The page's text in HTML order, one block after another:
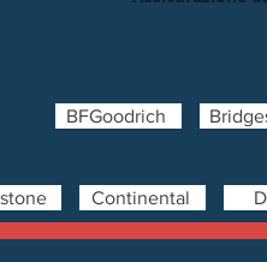
BFGoodrich
Continental